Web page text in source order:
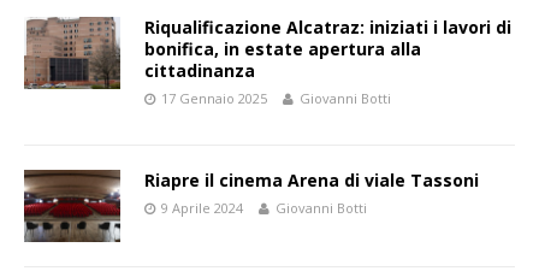
Riqualificazione Alcatraz: iniziati i lavori di
bonifica, in estate apertura alla
cittadinanza
17 Gennaio 2025 Giovanni Botti
Riapre il cinema Arena di viale Tassoni
9 Aprile 2024 Giovanni Botti